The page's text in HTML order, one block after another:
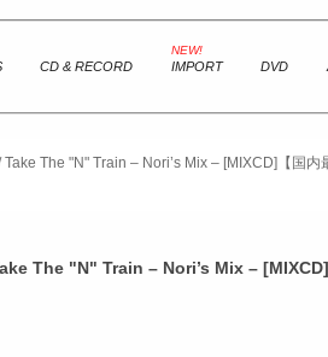
CD & RECORD IMPORT DVD
Take The "N" Train – Nori’s Mix – [MIXCD]【国
The "N" Train – Nori’s Mix –